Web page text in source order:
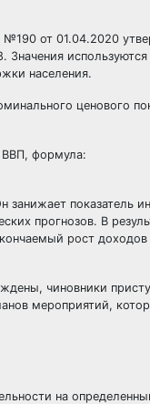
№190 от 01.04.2020
. Значения
населения.
ценового
ВВП, формула:
занижает
прогнозов. В
рост
чиновники
мероприятий,
на